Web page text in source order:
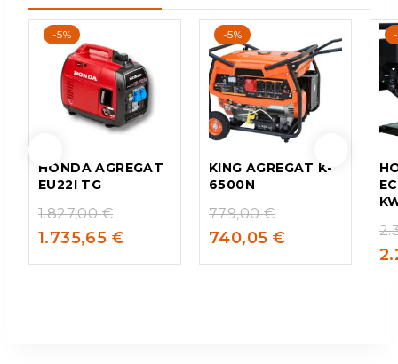
-5%
HONDA AGREGAT
EU22I TG
1.827,00€
1.735,65 €
-5%
KING AGREGAT K-
6500N
779,00€
740,05 €